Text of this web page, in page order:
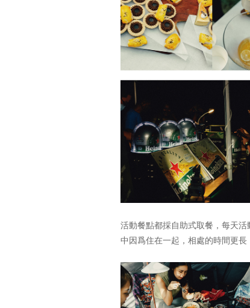
活動餐點都採自助式取餐，每天
中因爲住在一起，相處的時間更